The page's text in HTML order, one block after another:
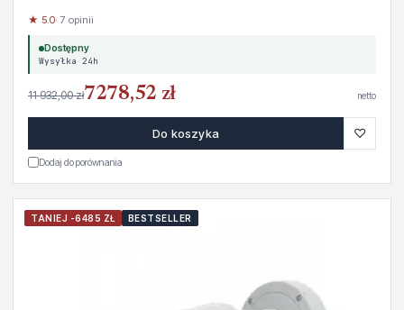
★ 5.0· 7 opinii
Dostępny
Wysyłka 24h
11 932,00 zł7278,52 zł netto
Do koszyka ♡
Dodaj do porównania
TANIEJ -6485 ZŁ BESTSELLER